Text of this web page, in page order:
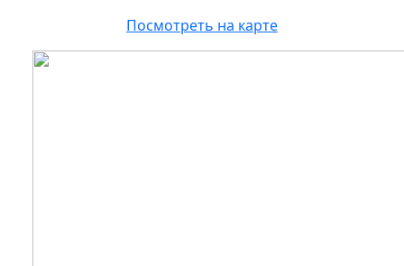
Посмотреть на карте